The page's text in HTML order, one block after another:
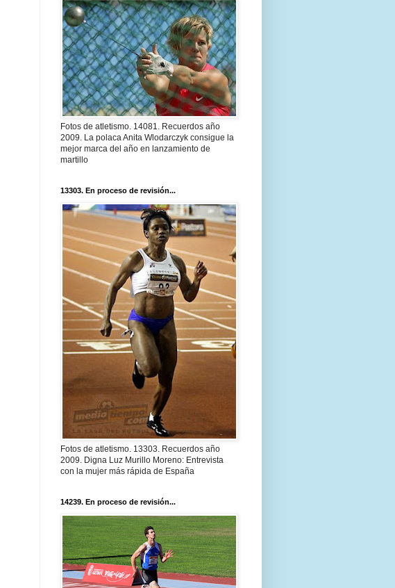
Fotos de atletismo. 14081. Recuerdos año
2009. La polaca Anita Wlodarczyk consigue la
mejor marca del año en lanzamiento de
martillo
13303. En proceso de revisión...
Fotos de atletismo. 13303. Recuerdos año
2009. Digna Luz Murillo Moreno: Entrevista
con la mujer más rápida de España
14239. En proceso de revisión...